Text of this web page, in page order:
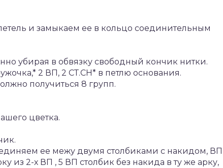
и замыкаем ее в кольцо соединительным
убирая в обвязку свободный кончик нитки.
2 ВП, 2 СТ.СН* в петлю основания.
получиться 8 групп.
цветка.
ее межу двумя столбиками с накидом, ВП
из 2-х ВП , 5 ВП столбик без накида в ту же арку,